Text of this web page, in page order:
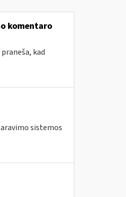
komentaro
kad
sistemos